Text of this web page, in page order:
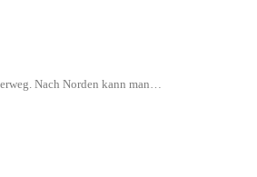
Nach Norden kann man…